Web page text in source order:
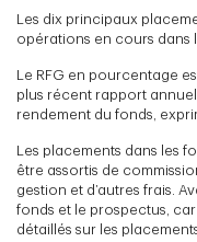
Les dix principaux
opérations en cours dans
Le RFG en pourcentage
plus récent rapport
rendement du fonds,
Les placements dans les
être assortis de
gestion et d’autres frais.
fonds et le prospectus,
détaillés sur les